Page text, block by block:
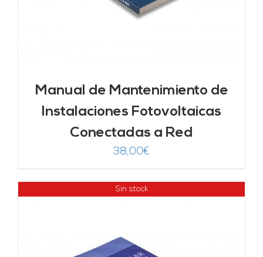
Manual de Mantenimiento de
Instalaciones Fotovoltaicas
Conectadas a Red
38,00€
Sin stock